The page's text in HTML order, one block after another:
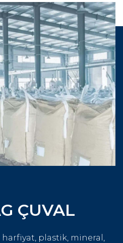
ÇUVAL
harfiyat, plastik, mineral,